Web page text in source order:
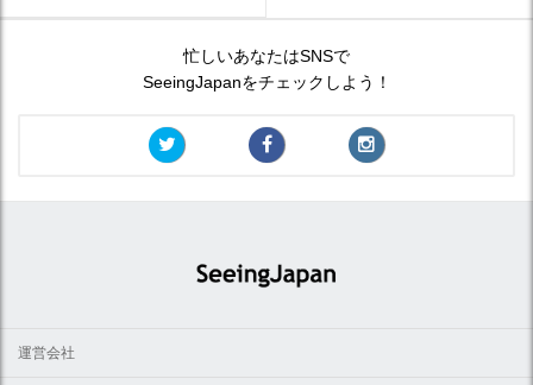
忙しいあなたはSNSで
SeeingJapanをチェックしよう！
運営会社